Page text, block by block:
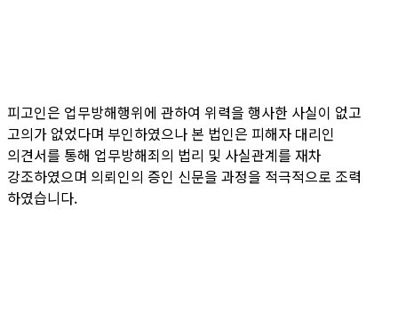
피고인은 업무방해행위에 관하여 위력을 행사한 사실이 없고
고의가 없었다며 부인하였으나 본 법인은 피해자 대리인
의견서를 통해 업무방해죄의 법리 및 사실관계를 재차
강조하였으며 의뢰인의 증인 신문을 과정을 적극적으로 조력
하였습니다.